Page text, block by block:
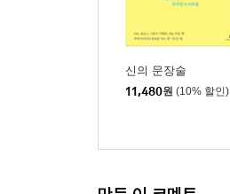
가도카와 문고판 후기
해설, 하나의 응답-루
신의 문장술
11,480원 (10% 할인)